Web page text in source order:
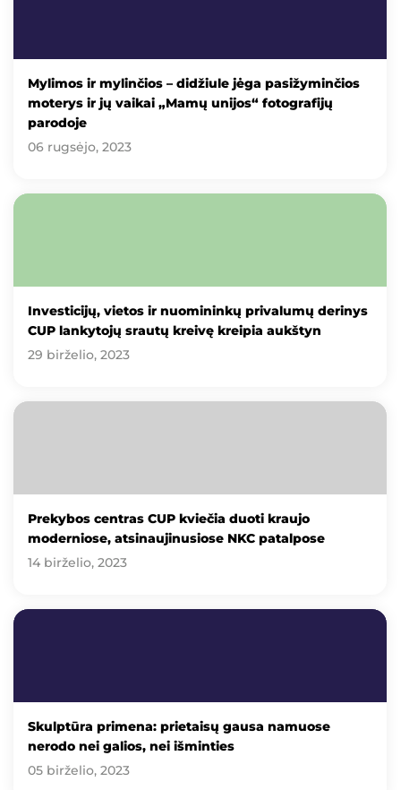
Mylimos ir mylinčios – didžiule jėga pasižyminčios
moterys ir jų vaikai „Mamų unijos“ fotografijų
parodoje
06 rugsėjo, 2023
Investicijų, vietos ir nuomininkų privalumų derinys
CUP lankytojų srautų kreivę kreipia aukštyn
29 birželio, 2023
Prekybos centras CUP kviečia duoti kraujo
moderniose, atsinaujinusiose NKC patalpose
14 birželio, 2023
Skulptūra primena: prietaisų gausa namuose
nerodo nei galios, nei išminties
05 birželio, 2023